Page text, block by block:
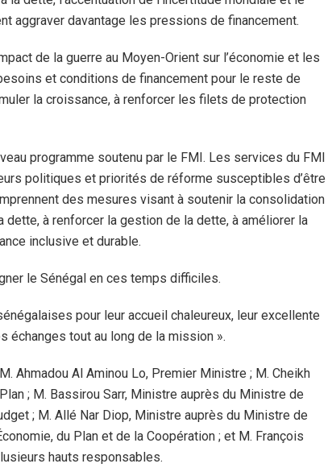
aggraver davantage les pressions de financement.
de la guerre au Moyen-Orient sur l’économie et les
et conditions de financement pour le reste de
la croissance, à renforcer les filets de protection
programme soutenu par le FMI. Les services du FMI
politiques et priorités de réforme susceptibles d’être
des mesures visant à soutenir la consolidation
à renforcer la gestion de la dette, à améliorer la
inclusive et durable.
le Sénégal en ces temps difficiles.
pour leur accueil chaleureux, leur excellente
échanges tout au long de la mission ».
Ahmadou Al Aminou Lo, Premier Ministre ; M. Cheikh
; M. Bassirou Sarr, Ministre auprès du Ministre de
; M. Allé Nar Diop, Ministre auprès du Ministre de
du Plan et de la Coopération ; et M. François
hauts responsables.